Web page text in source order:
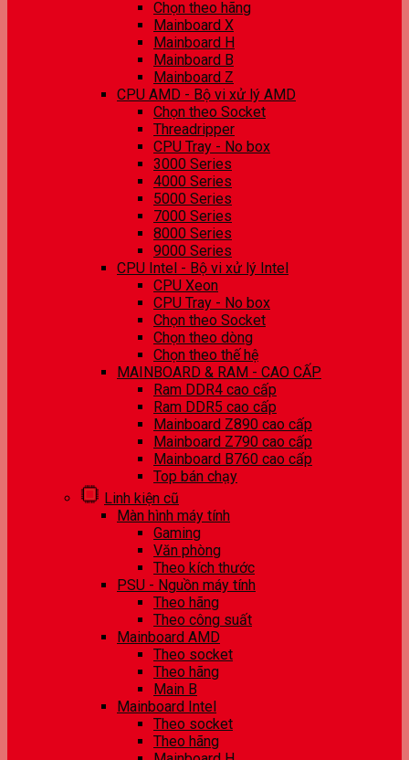
Chọn theo hãng
Mainboard X
Mainboard H
Mainboard B
Mainboard Z
CPU AMD - Bộ vi xử lý AMD
Chọn theo Socket
Threadripper
CPU Tray - No box
3000 Series
4000 Series
5000 Series
7000 Series
8000 Series
9000 Series
CPU Intel - Bộ vi xử lý Intel
CPU Xeon
CPU Tray - No box
Chọn theo Socket
Chọn theo dòng
Chọn theo thế hệ
MAINBOARD & RAM - CAO CẤP
Ram DDR4 cao cấp
Ram DDR5 cao cấp
Mainboard Z890 cao cấp
Mainboard Z790 cao cấp
Mainboard B760 cao cấp
Top bán chạy
Linh kiện cũ
Màn hình máy tính
Gaming
Văn phòng
Theo kích thước
PSU - Nguồn máy tính
Theo hãng
Theo công suất
Mainboard AMD
Theo socket
Theo hãng
Main B
Mainboard Intel
Theo socket
Theo hãng